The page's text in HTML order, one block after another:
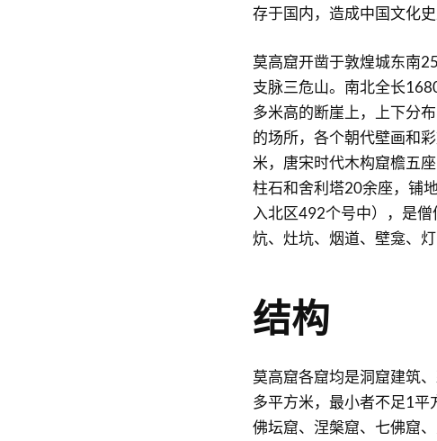
存于国内，造成中国文化史
莫高窟开凿于敦煌城东南
支脉三危山。南北全长
多米高的断崖上，上下分
的场所，各个朝代壁画和
米，唐宋时代木构窟檐五
柱石和舍利塔20余座，铺
入北区492个号中），是
炕、灶坑、烟道、壁龛、
结构
莫高窟各窟均是洞窟建筑
多平方米，最小者不足1平
佛坛窟、涅槃窟、七佛窟